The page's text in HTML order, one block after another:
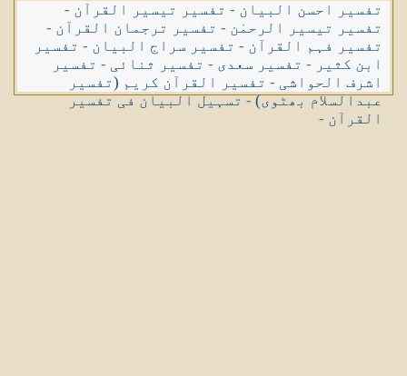
تفسیر احسن البیان - تفسیر تیسیر القرآن -
تفسیر تیسیر الرحمٰن - تفسیر ترجمان القرآن -
تفسیر فہم القرآن - تفسیر سراج البیان - تفسیر
ابن کثیر - تفسیر سعدی - تفسیر ثنائی - تفسیر
اشرف الحواشی - تفسیر القرآن کریم (تفسیر
عبدالسلام بھٹوی)-تسہیل البیان فی تفسیر
القرآن -